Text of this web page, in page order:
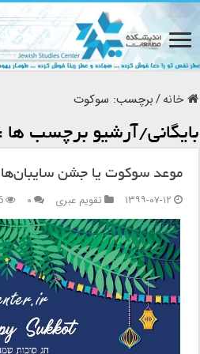
خانه/برچسب: سوکوت
بایگانی/آرشیو برچسب
موعد سوکوت یا جشن سایبان‌ها در ۱۵
۱۳۹۹-۰۷-۱۲
تقویم عبری ۰